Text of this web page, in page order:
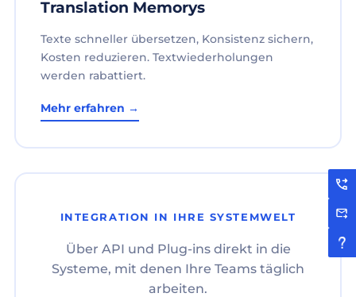
Translation Memorys
Texte schneller übersetzen, Konsistenz sichern,
Kosten reduzieren. Textwiederholungen
werden rabattiert.
Mehr erfahren →
INTEGRATION IN IHRE SYSTEMWELT
Über API und Plug-ins direkt in die
Systeme, mit denen Ihre Teams täglich
arbeiten.